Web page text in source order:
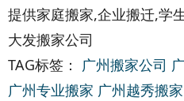
提供家庭搬家,企业搬迁,学
大发搬家公司
TAG标签： 广州搬家公司
广州专业搬家 广州越秀搬家